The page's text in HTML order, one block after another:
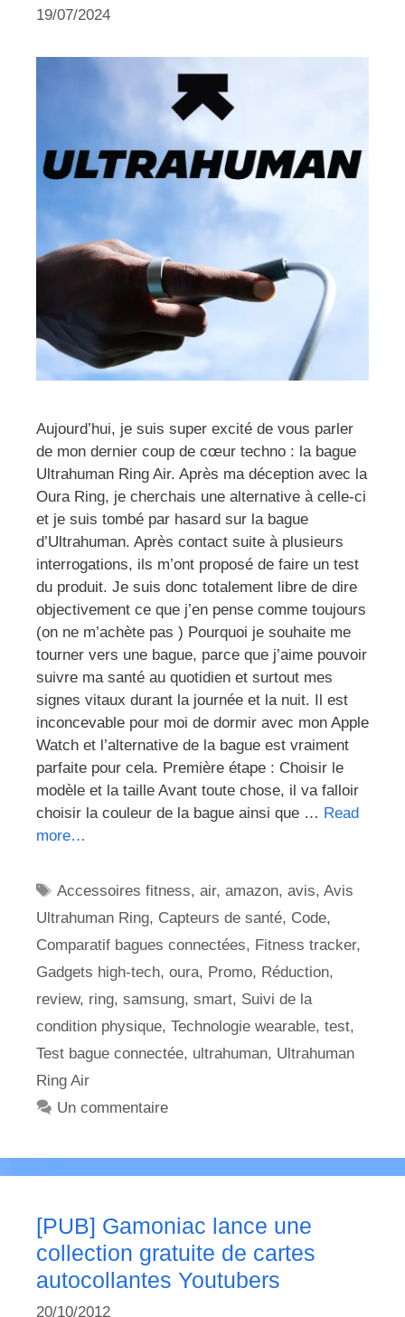
19/07/2024
Aujourd’hui, je suis super excité de vous parler
de mon dernier coup de cœur techno : la bague
Ultrahuman Ring Air. Après ma déception avec la
Oura Ring, je cherchais une alternative à celle-ci
et je suis tombé par hasard sur la bague
d’Ultrahuman. Après contact suite à plusieurs
interrogations, ils m’ont proposé de faire un test
du produit. Je suis donc totalement libre de dire
objectivement ce que j’en pense comme toujours
(on ne m’achète pas ) Pourquoi je souhaite me
tourner vers une bague, parce que j’aime pouvoir
suivre ma santé au quotidien et surtout mes
signes vitaux durant la journée et la nuit. Il est
inconcevable pour moi de dormir avec mon Apple
Watch et l’alternative de la bague est vraiment
parfaite pour cela. Première étape : Choisir le
modèle et la taille Avant toute chose, il va falloir
choisir la couleur de la bague ainsi que … Read
more…
Étiquettes
Accessoires fitness,air,amazon,avis,Avis
Ultrahuman Ring, Capteurs de santé, Code,
Comparatif bagues connectées, Fitness tracker,
Gadgets high-tech, oura, Promo, Réduction,
review, ring, samsung, smart, Suivi de la
condition physique, Technologie wearable, test,
Test bague connectée, ultrahuman, Ultrahuman
Ring Air
Un commentaire
[PUB] Gamoniac lance une
collection gratuite de cartes
autocollantes Youtubers
20/10/2012